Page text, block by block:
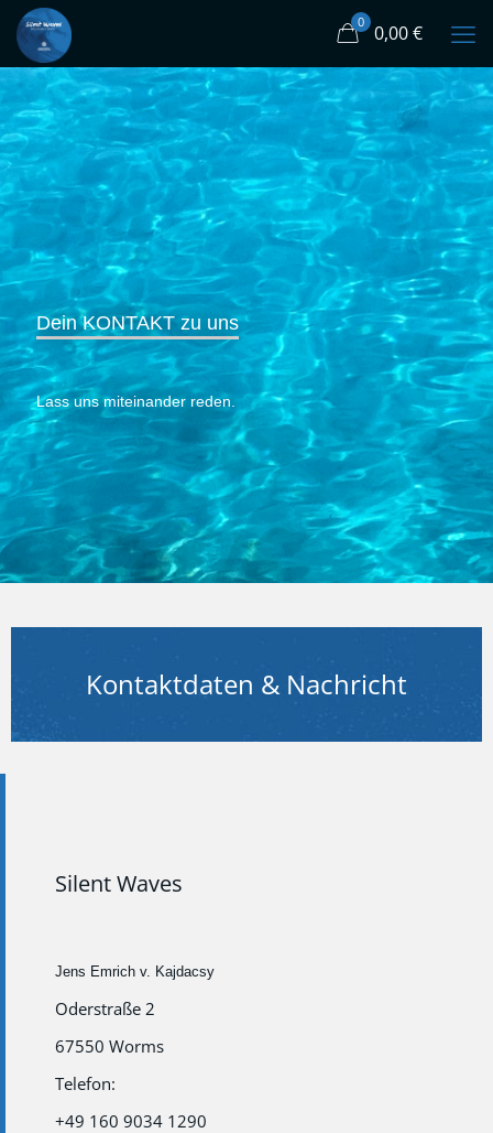
0 0,00 €
Dein KONTAKT zu uns
Lass uns miteinander reden.
Kontaktdaten & Nachricht​
Silent Waves
Jens Emrich v. Kajdacsy
Oderstraße 2
67550 Worms
Telefon:
+49 160 9034 1290